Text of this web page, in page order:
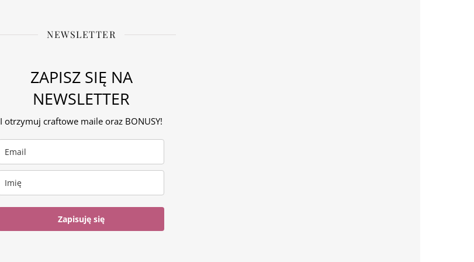
NEWSLETTER
ZAPISZ SIĘ NA
NEWSLETTER
I otrzymuj craftowe maile oraz BONUSY!
Zapisuję się